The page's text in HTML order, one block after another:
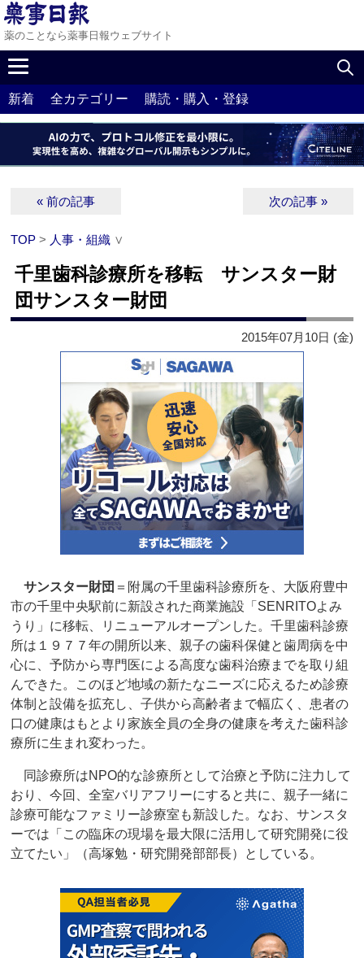
薬のことなら薬事日報ウェブサイト
新着 全カテゴリー 購読・購入・登録
« 前の記事 次の記事 »
TOP > 人事・組織 ∨
千里歯科診療所を移転 サンスター財
団サンスター財団
2015年07月10日 (金)
サンスター財団 ＝附属の千里歯科診療所を、大阪府豊中
市の千里中央駅前に新設された商業施設「SENRITOよみ
うり」に移転、リニューアルオープンした。千里歯科診療
所は１９７７年の開所以来、親子の歯科保健と歯周病を中
心に、予防から専門医による高度な歯科治療までを取り組
んできた。このほど地域の新たなニーズに応えるため診療
体制と設備を拡充し、子供から高齢者まで幅広く、患者の
口の健康はもとより家族全員の全身の健康を考えた歯科診
療所に生まれ変わった。
同診療所はNPO的な診療所として治療と予防に注力して
おり、今回、全室バリアフリーにすると共に、親子一緒に
診療可能なファミリー診療室も新設した。なお、サンスタ
ーでは「この臨床の現場を最大限に活用して研究開発に役
立てたい」（高塚勉・研究開発部部長）としている。